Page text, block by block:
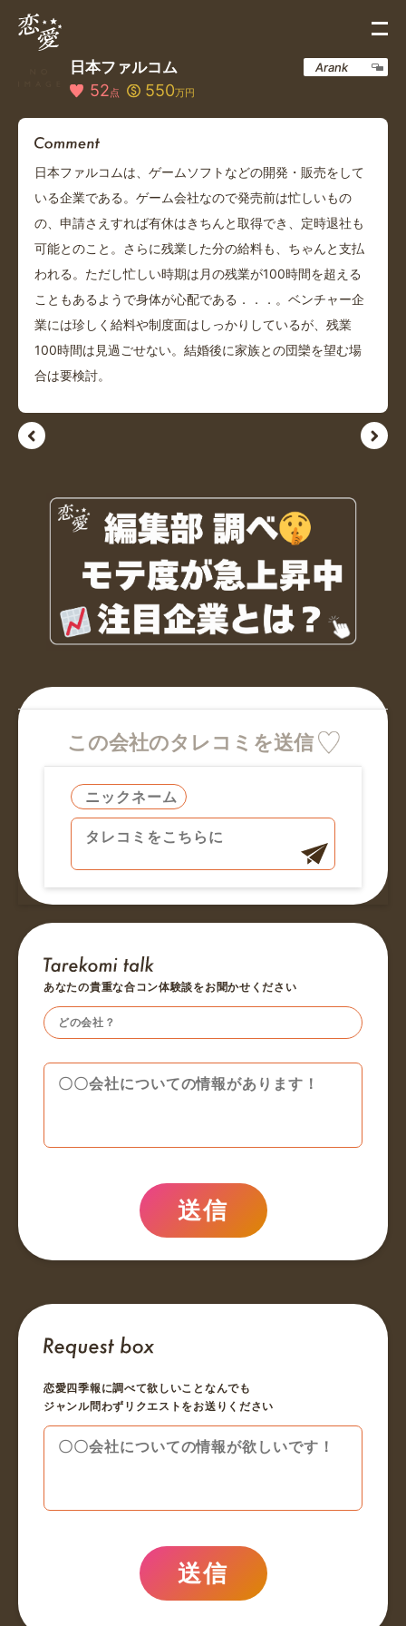
日本ファルコム
52点 550万円
Arank
日本ファルコムは、ゲームソフトなどの開発・販売をして
いる企業である。ゲーム会社なので発売前は忙しいもの
の、申請さえすれば有休はきちんと取得でき、定時退社も
可能とのこと。さらに残業した分の給料も、ちゃんと支払
われる。ただし忙しい時期は月の残業が100時間を超える
こともあるようで身体が心配である．．．。ベンチャー企
業には珍しく給料や制度面はしっかりしているが、残業
100時間は見過ごせない。結婚後に家族との団欒を望む場
合は要検討。
この会社のタレコミを送信
あなたの貴重な合コン体験談をお聞かせください
送信
恋愛四季報に調べて欲しいことなんでも
ジャンル問わずリクエストをお送りください
送信